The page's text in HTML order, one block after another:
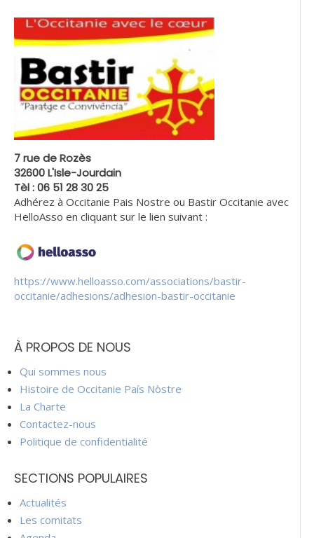
7 rue de Rozès
32600 L'Isle-Jourdain
Tèl : 06 51 28 30 25
Adhérez à Occitanie Pais Nostre ou Bastir Occitanie avec
HelloAsso en cliquant sur le lien suivant :
https://www.helloasso.com/associations/bastir-
occitanie/adhesions/adhesion-bastir-occitanie
À PROPOS DE NOUS
Qui sommes nous
Histoire de Occitanie País Nòstre
La Charte
Contactez-nous
Politique de confidentialité
SECTIONS POPULAIRES
Actualités
Les comitats